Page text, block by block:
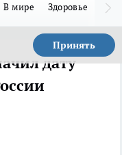
В мире Здоровье
Принять
дату